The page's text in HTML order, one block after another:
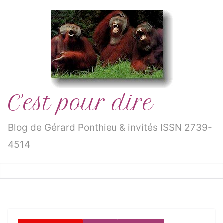
C’est pour dire
Blog de Gérard Ponthieu & invités ISSN 2739-
4514